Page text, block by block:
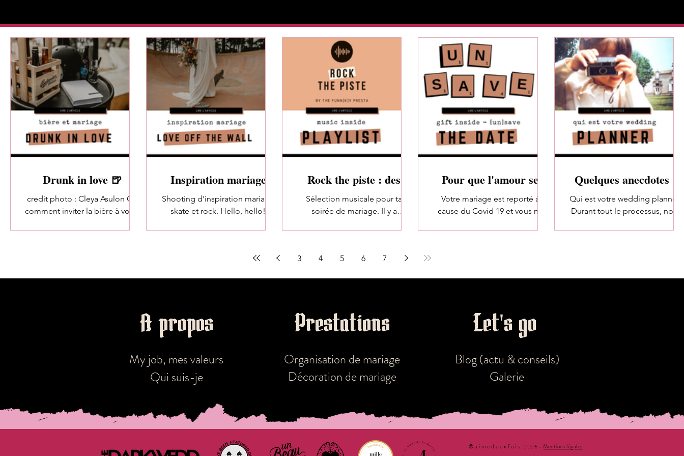
Drunk in love 🍺
credit photo : Cleya Asulon Ou
comment inviter la bière à votre
Inspiration mariage
skate ⚡ Love off the wall
⚡
Shooting d'inspiration mariage
skate et rock. Hello, hello!
Rock the piste : des
idées de titres pour
ambiancer le dancefloor
Sélection musicale pour ta
soirée de mariage. Il y a
Pour que l'amour se
propage mieux que le
virus ♡ #unsavethedate
Votre mariage est reporté à
cause du Covid 19 et vous ne
Quelques anecdotes à
mon sujet.
Qui est votre wedding planner?
Durant tout le processus, nous
3
4 5 6 7
Mon travail a été recommandé par... wedding planner bordeaux
A propos
My job, mes valeurs
Qui suis-je
Prestations
Organisation de mariage
Décoration de mariage
Let's go!
Blog (actu & conseils)
Galerie
© a i m e d e u x f o i s . 2026 -Mentions légales